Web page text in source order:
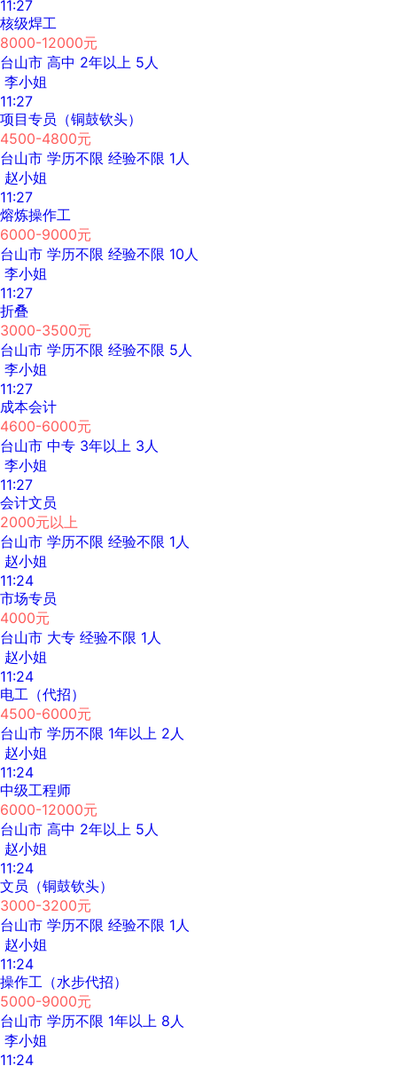
11:27
核级焊工
8000-12000元
台山市 高中 2年以上 5人
李小姐
11:27
项目专员（铜鼓钦头）
4500-4800元
台山市 学历不限 经验不限 1人
赵小姐
11:27
熔炼操作工
6000-9000元
台山市 学历不限 经验不限 10人
李小姐
11:27
折叠
3000-3500元
台山市 学历不限 经验不限 5人
李小姐
11:27
成本会计
4600-6000元
台山市 中专 3年以上 3人
李小姐
11:27
会计文员
2000元以上
台山市 学历不限 经验不限 1人
赵小姐
11:24
市场专员
4000元
台山市 大专 经验不限 1人
赵小姐
11:24
电工（代招）
4500-6000元
台山市 学历不限 1年以上 2人
赵小姐
11:24
中级工程师
6000-12000元
台山市 高中 2年以上 5人
赵小姐
11:24
文员（铜鼓钦头）
3000-3200元
台山市 学历不限 经验不限 1人
赵小姐
11:24
操作工（水步代招）
5000-9000元
台山市 学历不限 1年以上 8人
李小姐
11:24